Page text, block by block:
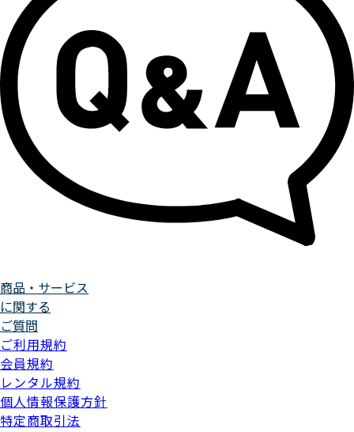
商品・サービス
に関する
ご質問
ご利用規約
会員規約
レンタル規約
個人情報保護方針
特定商取引法